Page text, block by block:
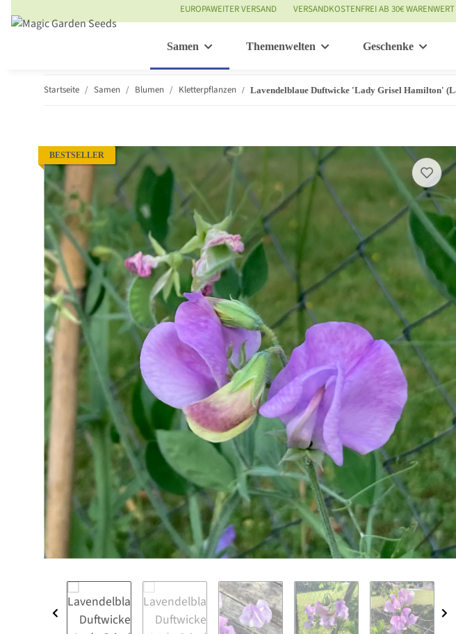
EUROPAWEITER VERSAND VERSANDKOSTENFREI AB 30€ WARENWERT
Samen Themenwelten Geschenke
Startseite Samen Blumen Kletterpflanzen Lavendelblaue Duftwicke 'Lady Grisel Hamilton'
BESTSELLER